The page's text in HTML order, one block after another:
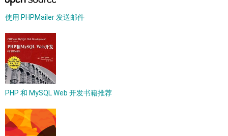
使用 PHPMailer 发送邮件
PHP 和 MySQL Web 开发书籍推荐